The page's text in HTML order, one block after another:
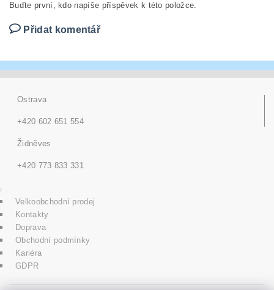
Buďte první, kdo napíše příspěvek k této položce.
Přidat komentář
Ostrava
+420 602 651 554
Židněves
+420 773 833 331
Velkoobchodní prodej
Kontakty
Doprava
Obchodní podmínky
Kariéra
GDPR